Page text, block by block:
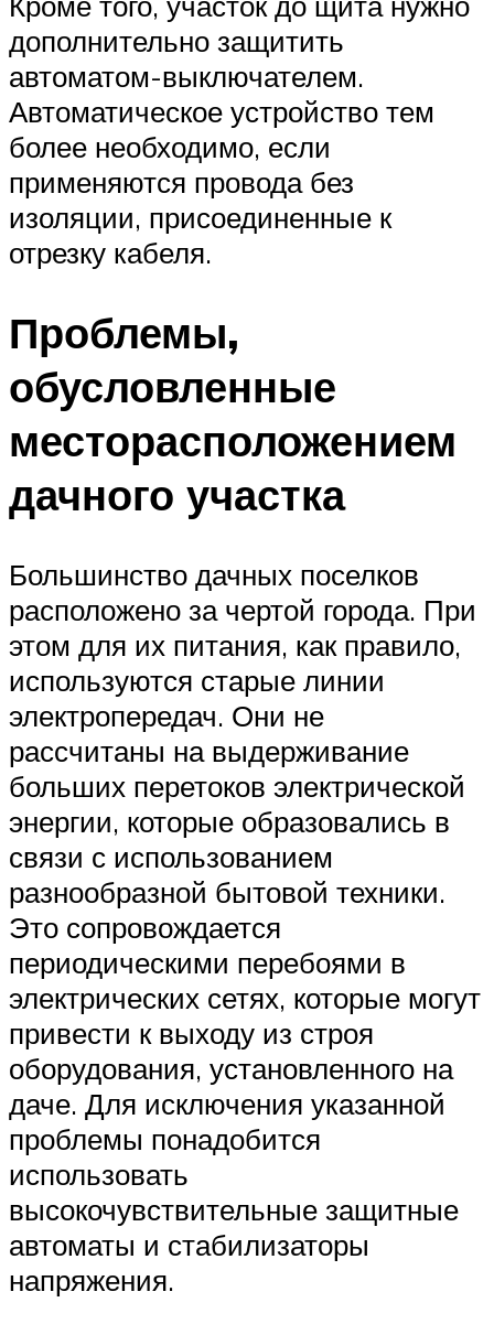
дополнительно защитить
автоматом-выключателем.
Автоматическое устройство тем
более необходимо, если
применяются провода без
изоляции, присоединенные к
отрезку кабеля.
Проблемы,
обусловленные
месторасположением
дачного участка
Большинство дачных поселков
расположено за чертой города. При
этом для их питания, как правило,
используются старые линии
электропередач. Они не
рассчитаны на выдерживание
больших перетоков электрической
энергии, которые образовались в
связи с использованием
разнообразной бытовой техники.
Это сопровождается
периодическими перебоями в
электрических сетях, которые могут
привести к выходу из строя
оборудования, установленного на
даче. Для исключения указанной
проблемы понадобится
использовать
высокочувствительные защитные
автоматы и стабилизаторы
напряжения.